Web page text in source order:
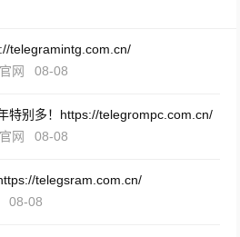
telegramintg.com.cn/
网
08-08
特别多！https://telegrompc.com.cn/
网
08-08
telegsram.com.cn/
08-08